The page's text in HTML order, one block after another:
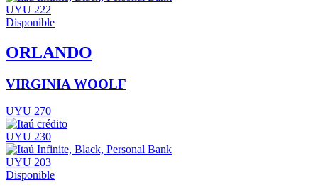
UYU 222
Disponible
ORLANDO
VIRGINIA WOOLF
UYU 270
UYU 230
UYU 203
Disponible